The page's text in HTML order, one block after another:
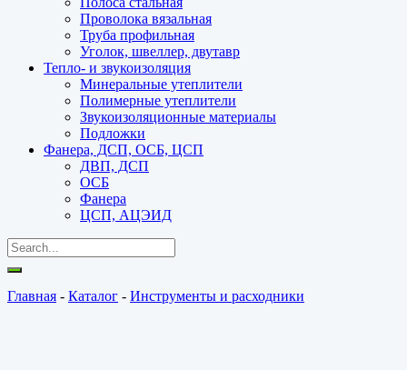
Проволока вязальная
Труба профильная
Уголок, швеллер, двутавр
Тепло- и звукоизоляция
Минеральные утеплители
Полимерные утеплители
Звукоизоляционные материалы
Подложки
Фанера, ДСП, ОСБ, ЦСП
ДВП, ДСП
ОСБ
Фанера
ЦСП, АЦЭИД
Главная - Каталог - Инструменты и расходники